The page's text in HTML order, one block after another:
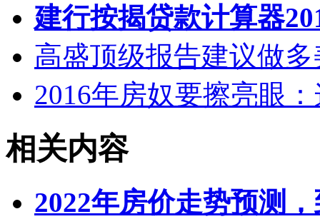
建行按揭贷款计算器
高盛顶级报告建议做
2016年房奴要擦亮眼
相关内容
2022年房价走势预测